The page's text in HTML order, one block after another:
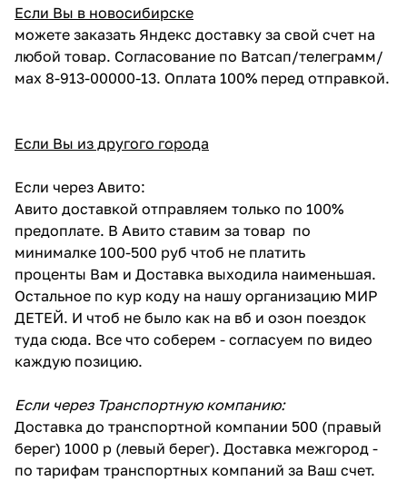
Если Вы в новосибирске
можете заказать Яндекс доставку за свой счет на
любой товар. Согласование по Ватсап/телеграмм/
мах 8-913-00000-13. Оплата 100% перед отправкой.
Если Вы из другого города
Если через Авито:
Авито доставкой отправляем только по 100%
предоплате. В Авито ставим за товар по
минималке 100-500 руб чтоб не платить
проценты Вам и Доставка выходила наименьшая.
Остальное по кур коду на нашу организацию МИР
ДЕТЕЙ. И чтоб не было как на вб и озон поездок
туда сюда. Все что соберем - согласуем по видео
каждую позицию.
Если через Транспортную компанию:
Доставка до транспортной компании 500 (правый
берег) 1000 р (левый берег). Доставка межгород -
по тарифам транспортных компаний за Ваш счет.